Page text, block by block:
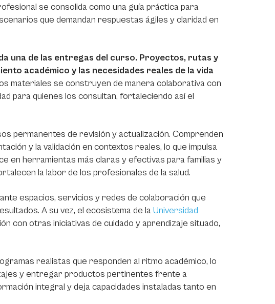
se consolida como una guía práctica para
que demandan respuestas ágiles y claridad en
una de las entregas del curso. Proyectos, rutas y
académico y las necesidades reales de la vida
materiales se construyen de manera colaborativa con
para quienes los consultan, fortaleciendo así el
permanentes de revisión y actualización. Comprenden
y la validación en contextos reales, lo que impulsa
en herramientas más claras y efectivas para familias y
la labor de los profesionales de la salud.
espacios, servicios y redes de colaboración que
A su vez, el ecosistema de laUniversidad
con otras iniciativas de cuidado y aprendizaje situado,
realistas que responden al ritmo académico, lo
y entregar productos pertinentes frente a
integral y deja capacidades instaladas tanto en